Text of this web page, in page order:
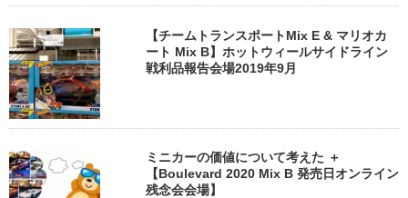
【チームトランスポートMix E & マリオカ
ート Mix B】ホットウィールサイドライン
戦利品報告会場2019年9月
ミニカーの価値について考えた ＋
【Boulevard 2020 Mix B 発売日オンライン
残念会会場】